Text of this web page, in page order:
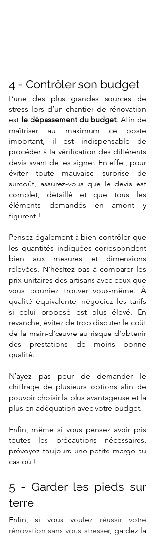
4 - Contrôler son budget
L’une des plus grandes sources de
stress lors d’un chantier de rénovation
est le dépassement du budget. Afin de
maîtriser au maximum ce poste
important, il est indispensable de
procéder à la vérification des différents
devis avant de les signer. En effet, pour
éviter toute mauvaise surprise de
surcoût, assurez-vous que le devis est
complet, détaillé et que tous les
éléments demandés en amont y
figurent !
Pensez également à bien contrôler que
les quantités indiquées correspondent
bien aux mesures et dimensions
relevées. N’hésitez pas à comparer les
prix unitaires des artisans avec ceux que
vous pourriez trouver vous-même. À
qualité équivalente, négociez les tarifs
si celui proposé est plus élevé. En
revanche, évitez de trop discuter le coût
de la main-d’œuvre au risque d’obtenir
des prestations de moins bonne
qualité.
N’ayez pas peur de demander le
chiffrage de plusieurs options afin de
pouvoir choisir la plus avantageuse et la
plus en adéquation avec votre budget.
Enfin, même si vous pensez avoir pris
toutes les précautions nécessaires,
prévoyez toujours une petite marge au
cas où !
5 - Garder les pieds sur
terre
Enfin, si vous voulez réussir votre
rénovation sans vous stresser, gardez la